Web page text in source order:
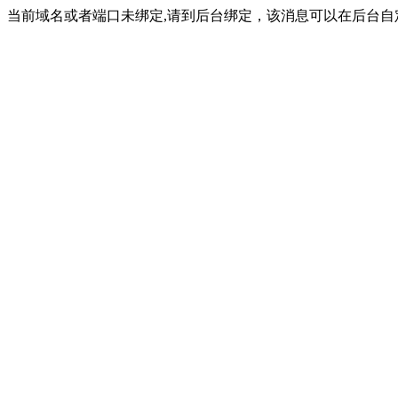
当前域名或者端口未绑定,请到后台绑定，该消息可以在后台自